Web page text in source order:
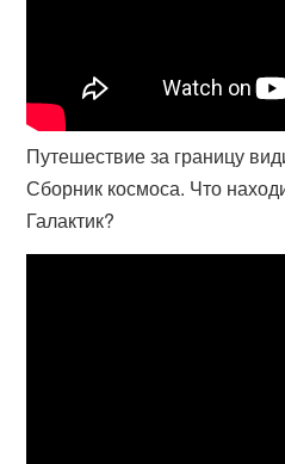
Путешествие за границу
Сборник космоса. Что
Галактик?